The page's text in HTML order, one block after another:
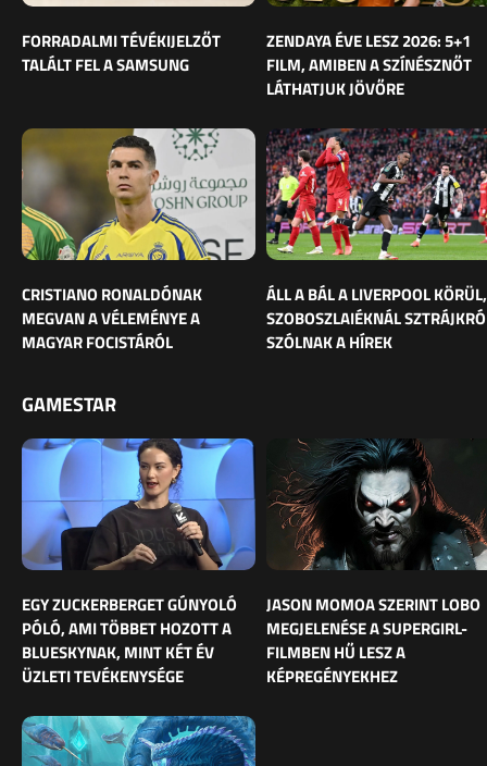
FORRADALMI TÉVÉKIJELZŐT
TALÁLT FEL A SAMSUNG
ZENDAYA ÉVE LESZ 2026: 5+1
FILM, AMIBEN A SZÍNÉSZNŐT
LÁTHATJUK JÖVŐRE
CRISTIANO RONALDÓNAK
MEGVAN A VÉLEMÉNYE A
MAGYAR FOCISTÁRÓL
ÁLL A BÁL A LIVERPOOL KÖRÜL,
SZOBOSZLAIÉKNÁL
SZÓLNAK A HÍREK
GAMESTAR
EGY ZUCKERBERGET GÚNYOLÓ
PÓLÓ, AMI TÖBBET HOZOTT A
BLUESKYNAK, MINT KÉT ÉV
ÜZLETI TEVÉKENYSÉGE
JASON MOMOA SZERINT LOBO
MEGJELENÉSE A SUPERGIRL-
FILMBEN HŰ LESZ A
KÉPREGÉNYEKHEZ